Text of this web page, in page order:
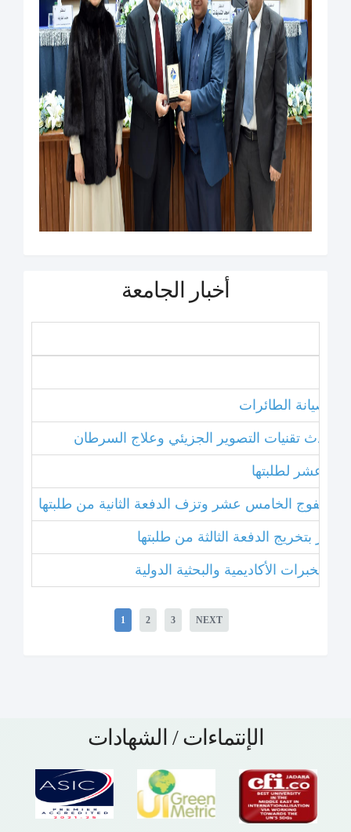
أخبار الجامعة
صيانة الطائرات
أحدث تقنيات التصوير الجزيئي وعلاج السرطان
عشر لطلبتها
الفوج الخامس عشر وتزف الدفعة الثانية من طلبتها
بتخريج الدفعة الثالثة من طلبتها
1 2 3 NEXT
الإنتماءات / الشهادات